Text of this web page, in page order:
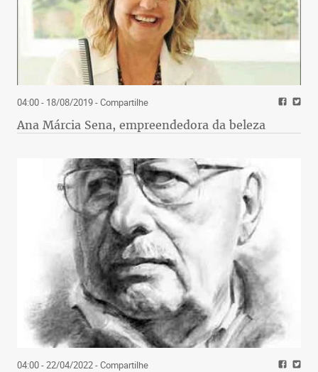
04:00 - 18/08/2019- Compartilhe
Ana Márcia Sena, empreendedora da beleza
04:00 - 22/04/2022- Compartilhe